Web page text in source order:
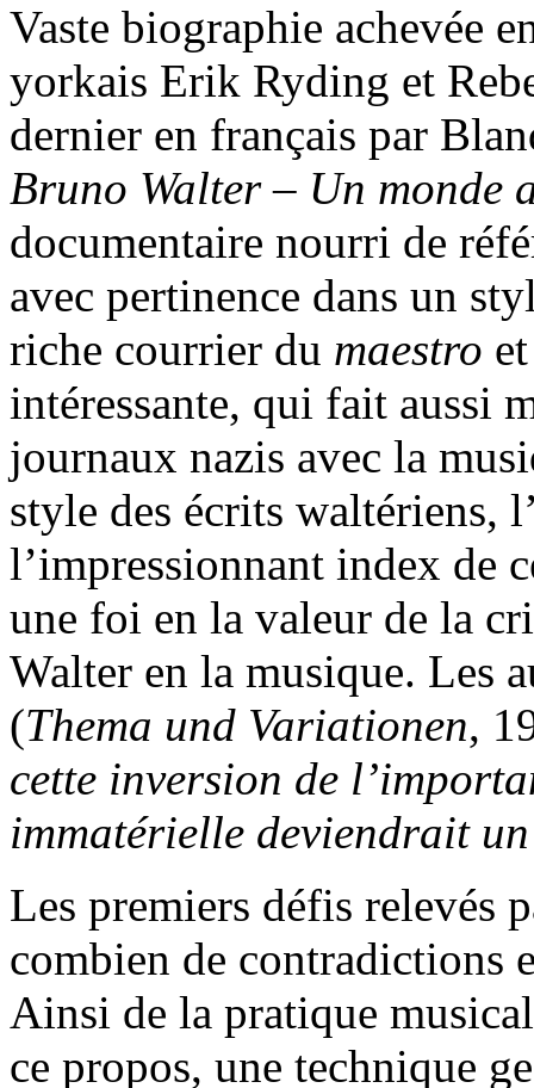
Vaste biographie achevée
yorkais Erik Ryding et
dernier en français par
Bruno Walter – Un monde
documentaire nourri de
avec pertinence dans un
riche courrier du maestro
intéressante, qui fait aussi
journaux nazis avec la
style des écrits waltériens,
l’impressionnant index de
une foi en la valeur de la
Walter en la musique. Les
(Thema und Variationen,
cette inversion de
immatérielle deviendrait
Les premiers défis relevés
combien de contradictions
Ainsi de la pratique
ce propos, une technique